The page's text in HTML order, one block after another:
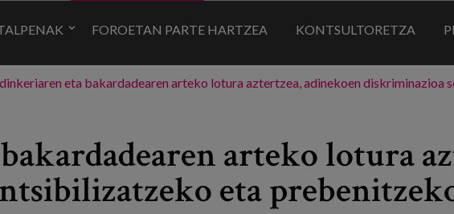
FOROETAN PARTE HARTZEA KONTSULTORETZA
eta bakardadearen arteko lotura aztertzea, adinekoen diskriminazioa
arteko lotura
eta